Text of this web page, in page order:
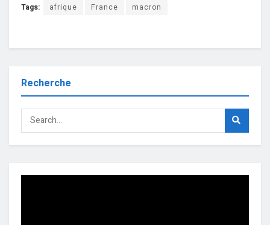
Tags: afrique France macron
Recherche